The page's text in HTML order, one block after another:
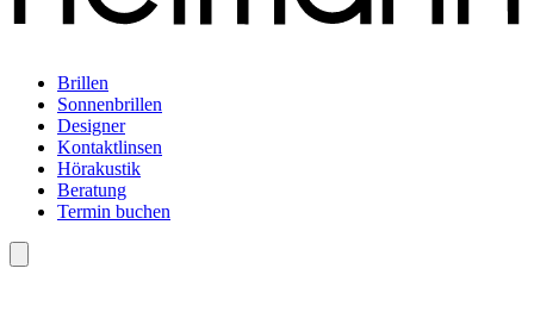
Brillen
Sonnenbrillen
Designer
Kontaktlinsen
Hörakustik
Beratung
Termin buchen